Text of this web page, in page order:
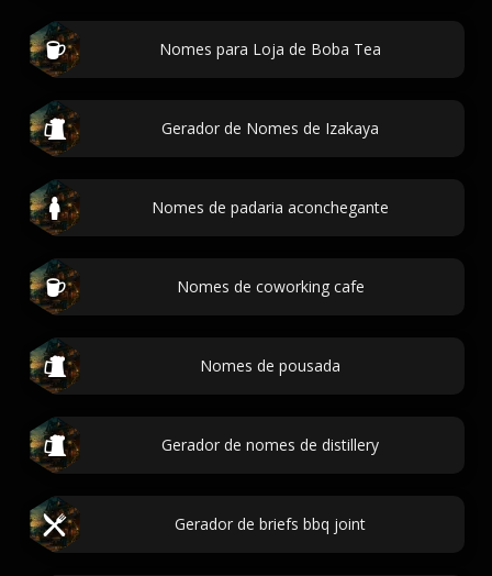
Nomes para Loja de Boba Tea
Gerador de Nomes de Izakaya
Nomes de padaria aconchegante
Nomes de coworking cafe
Nomes de pousada
Gerador de nomes de distillery
Gerador de briefs bbq joint